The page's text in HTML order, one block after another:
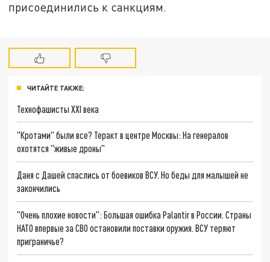
присоединились к санкциям.
ЧИТАЙТЕ ТАКЖЕ:
Технофашисты XXI века
"Кротами" были все? Теракт в центре Москвы: На генералов
охотятся "живые дроны"
Даня с Дашей спаслись от боевиков ВСУ. Но беды для малышей не
закончились
"Очень плохие новости": Большая ошибка Palantir в России. Страны
НАТО впервые за СВО остановили поставки оружия. ВСУ теряют
приграничье?